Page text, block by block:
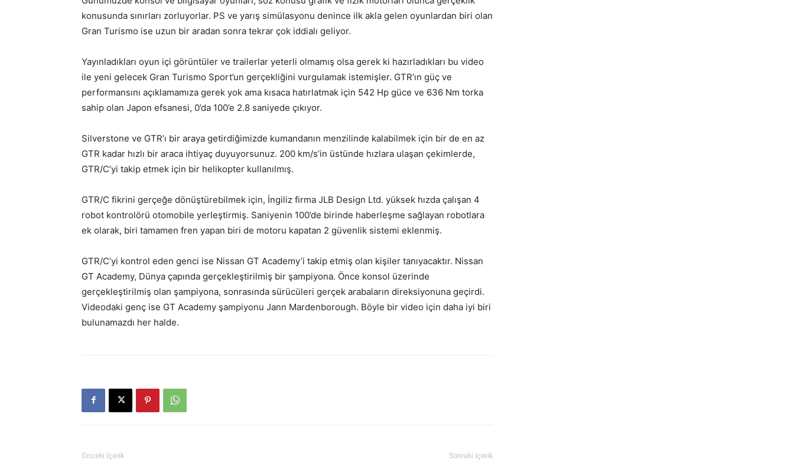
konusunda sınırları zorluyorlar. PS ve yarış simülasyonu denince ilk akla gelen oyunlardan biri olan
Gran Turismo ise uzun bir aradan sonra tekrar çok iddialı geliyor.
Yayınladıkları oyun içi görüntüler ve trailerlar yeterli olmamış olsa gerek ki hazırladıkları bu video
ile yeni gelecek Gran Turismo Sport’un gerçekliğini vurgulamak istemişler. GTR’ın güç ve
performansını açıklamamıza gerek yok ama kısaca hatırlatmak için 542 Hp güce ve 636 Nm torka
sahip olan Japon efsanesi, 0’da 100’e 2.8 saniyede çıkıyor.
Silverstone ve GTR’ı bir araya getirdiğimizde kumandanın menzilinde kalabilmek için bir de en az
GTR kadar hızlı bir araca ihtiyaç duyuyorsunuz. 200 km/s’in üstünde hızlara ulaşan çekimlerde,
GTR/C’yi takip etmek için bir helikopter kullanılmış.
GTR/C fikrini gerçeğe dönüştürebilmek için, İngiliz firma JLB Design Ltd. yüksek hızda çalışan 4
robot kontrolörü otomobile yerleştirmiş. Saniyenin 100’de birinde haberleşme sağlayan robotlara
ek olarak, biri tamamen fren yapan biri de motoru kapatan 2 güvenlik sistemi eklenmiş.
GTR/C’yi kontrol eden genci ise Nissan GT Academy’i takip etmiş olan kişiler tanıyacaktır. Nissan
GT Academy, Dünya çapında gerçekleştirilmiş bir şampiyona. Önce konsol üzerinde
gerçekleştirilmiş olan şampiyona, sonrasında sürücüleri gerçek arabaların direksiyonuna geçirdi.
Videodaki genç ise GT Academy şampiyonu Jann Mardenborough. Böyle bir video için daha iyi biri
bulunamazdı her halde.
Önceki İçerik Sonraki İçerik